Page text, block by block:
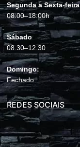
Segunda a Sexta-feira
08:00–18:00h
Sábado
08:30–12:30
Domingo:
Fechado
REDES SOCIAIS